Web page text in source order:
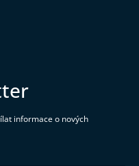
informace o nových